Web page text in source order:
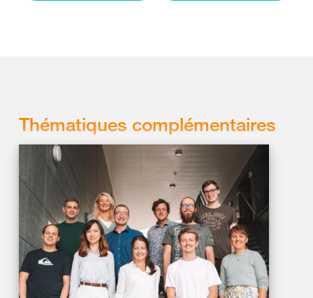
Thématiques complémentaires